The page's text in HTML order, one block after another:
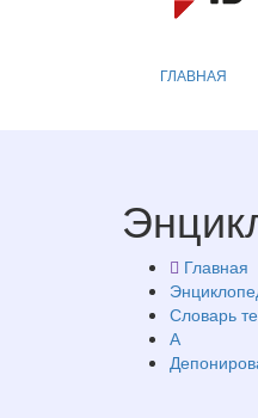
ГЛАВНАЯ
Главная
Словарь
А